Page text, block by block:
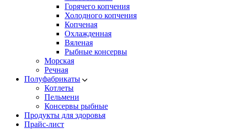
Горячего копчения
Холодного копчения
Копченая
Охлажденная
Вяленая
Рыбные консервы
Морская
Речная
Полуфабрикаты
Котлеты
Пельмени
Консервы рыбные
Продукты для здоровья
Прайс-лист